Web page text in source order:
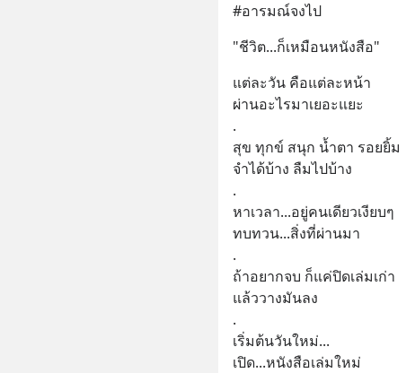
#อารมณ์จงไป
"ชีวิต...ก็เหมือนหนังสือ"
แต่ละวัน คือแต่ละหน้า
ผ่านอะไรมาเยอะแยะ
.
สุข ทุกข์ สนุก น้ำตา รอยยิ้ม
จำได้บ้าง ลืมไปบ้าง
.
หาเวลา...อยู่คนเดียวเงียบๆ
ทบทวน...สิ่งที่ผ่านมา
.
ถ้าอยากจบ ก็แค่ปิดเล่มเก่า
แล้ววางมันลง
.
เริ่มต้นวันใหม่...
เปิด...หนังสือเล่มใหม่